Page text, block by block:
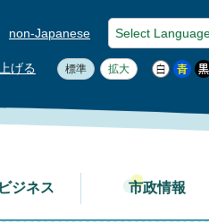
non-Japanese
げる 標準 拡大
ビジネス 市政情報